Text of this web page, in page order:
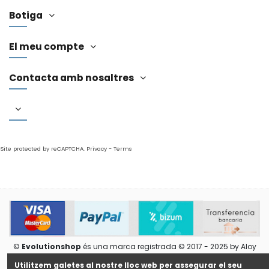
Botiga
El meu compte
Contacta amb nosaltres
Site protected by reCAPTCHA. Privacy - Terms
© Evolutionshop és una marca registrada © 2017 - 2025 by Aloy
Evolutionshop S.L.
Utilitzem galetes al nostre lloc web per assegurar el seu